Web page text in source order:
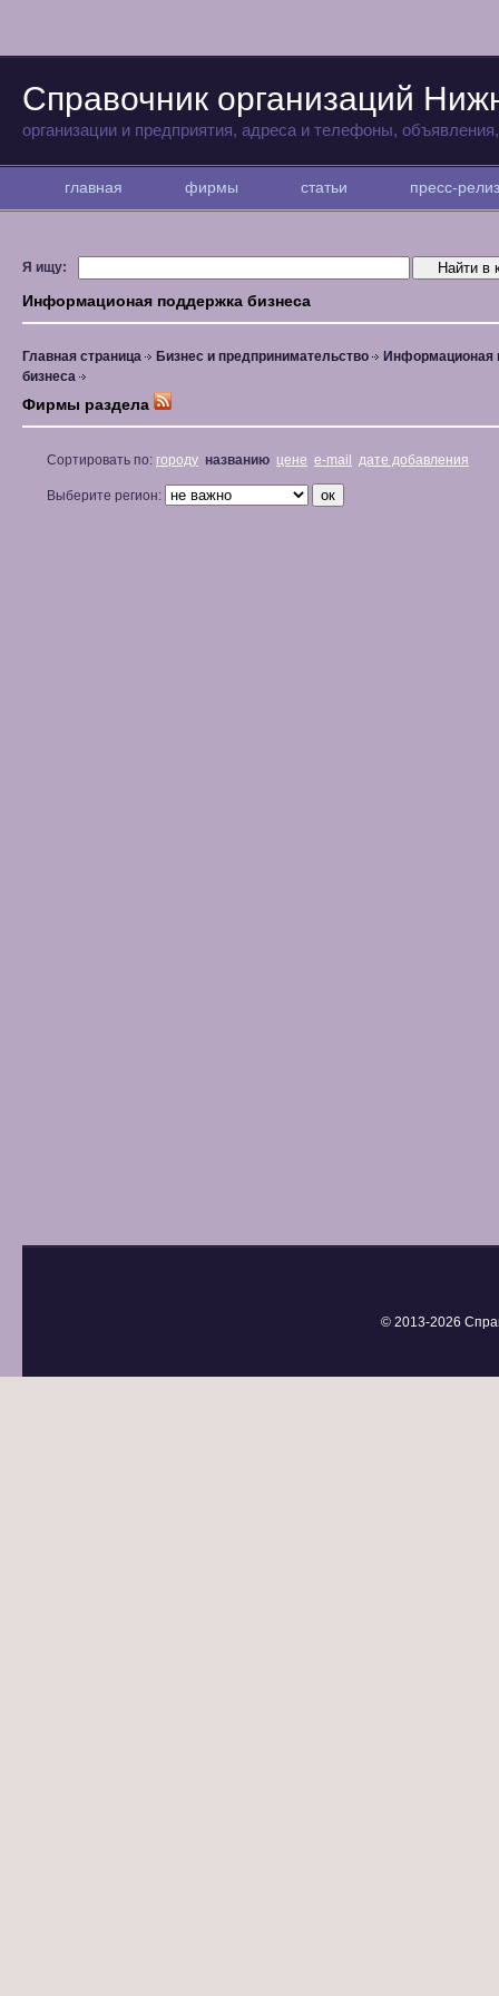
Справочник организаций
организации и предприятия, адреса и телефоны,
главная фирмы статьи пресс-
Я ищу:
Информационая поддержка бизнеса
Главная страница Бизнес и предпринимательство
Информационая
бизнеса
Фирмы раздела
Сортировать по: городу названию цене e-mail дате добавления
Выберите регион:
© 2013-2026